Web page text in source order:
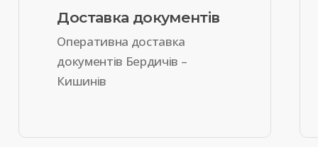
Доставка документів
Оперативна доставка
документів Бердичів –
Кишинів